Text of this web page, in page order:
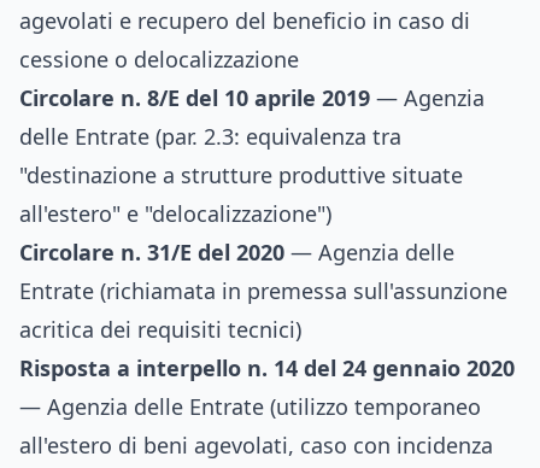
agevolati e recupero del beneficio in caso di
cessione o delocalizzazione
Circolare n. 8/E del 10 aprile 2019 — Agenzia
delle Entrate (par. 2.3: equivalenza tra
"destinazione a strutture produttive situate
all'estero" e "delocalizzazione")
Circolare n. 31/E del 2020 — Agenzia delle
Entrate (richiamata in premessa sull'assunzione
acritica dei requisiti tecnici)
Risposta a interpello n. 14 del 24 gennaio 2020
— Agenzia delle Entrate (utilizzo temporaneo
all'estero di beni agevolati, caso con incidenza